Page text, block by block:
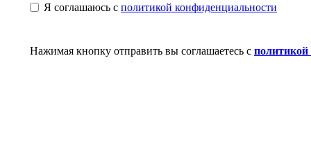
Я соглашаюсь с политикой конфиденциальности
Нажимая кнопку отправить вы соглашаетесь с политикой